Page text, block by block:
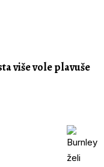
više vole plavuše